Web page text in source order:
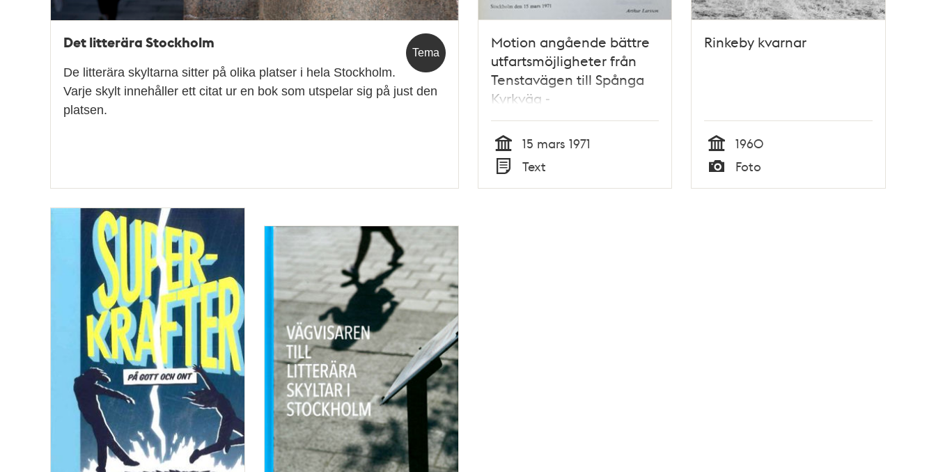
Tema
Det litterära Stockholm
De litterära skyltarna sitter på olika platser i hela Stockholm.
Varje skylt innehåller ett citat ur en bok som utspelar sig på just den
platsen.
Motion angående bättre
utfartsmöjligheter från
Tenstavägen till Spånga
Kyrkväg -
Kommunfullmäktige 1971
Tid
15 mars 1971
Typ
Text
Rinkeby kvarnar
Tid
1960
Typ
Foto